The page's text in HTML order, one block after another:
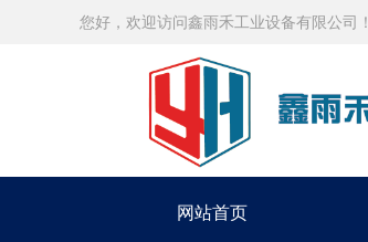
您好，欢迎访问鑫雨禾工业设备有限公司！
网站首页